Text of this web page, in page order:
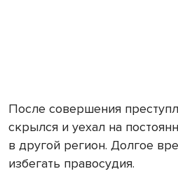
После совершения
скрылся и уехал на
в другой регион. Долгое
избегать правосудия.